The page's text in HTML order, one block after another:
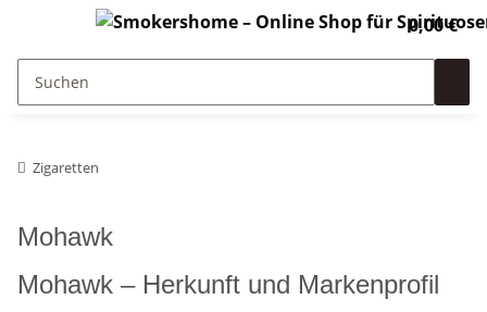
0,00 €
Zigaretten
Mohawk
Mohawk – Herkunft und Markenprofil